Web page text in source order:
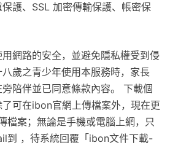
護、SSL 加密傳輸保護、帳密保
網路的安全，並避免隱私權受到侵
歲之青少年使用本服務時，家長
旁陪伴並已同意條款內容。 下載個
可在ibon官網上傳檔案外，現在更
檔案；無論是手機或電腦上網，只
到 ，待系統回覆「ibon文件下載-